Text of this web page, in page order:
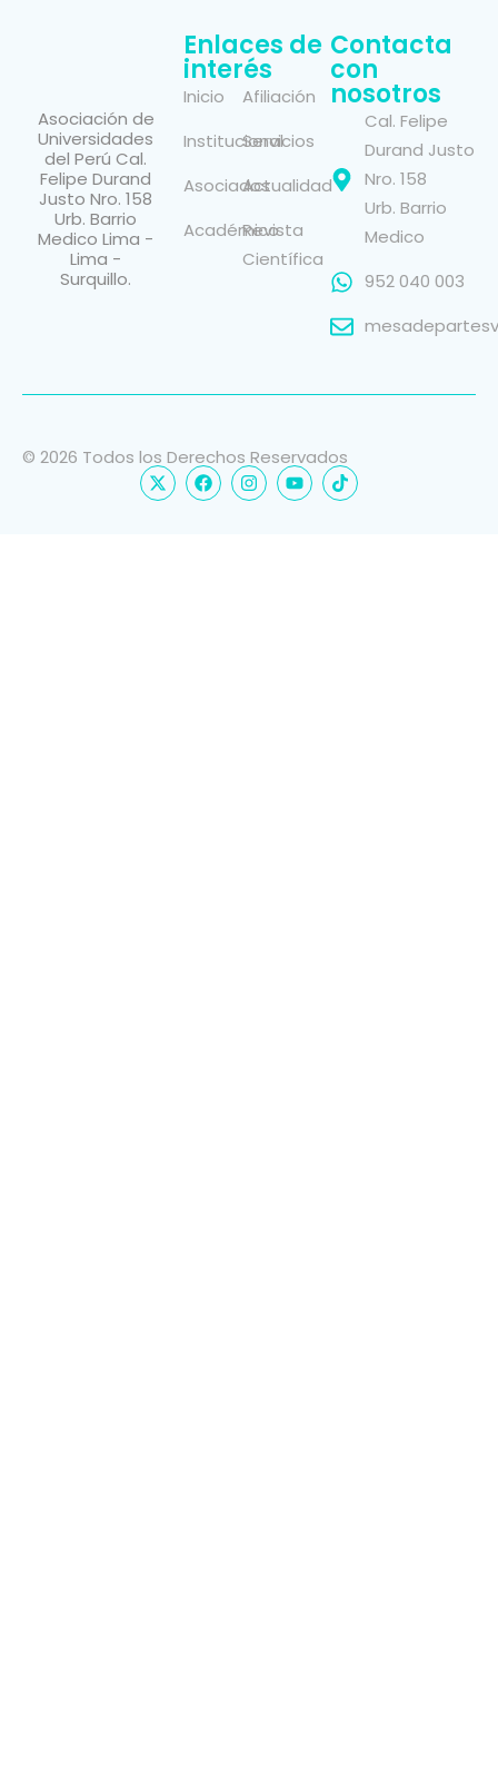
Asociación de
Universidades
del Perú Cal.
Felipe Durand
Justo Nro. 158
Urb. Barrio
Medico Lima -
Lima -
Surquillo.
Enlaces de
interés
Inicio
Institucional
Asociados
Académico
Afiliación
Servicios
Actualidad
Revista
Científica
Contacta
con
nosotros
Cal. Felipe
Durand Justo
Nro. 158
Urb. Barrio
Medico
952 040 003
© 2026 Todos los Derechos Reservados